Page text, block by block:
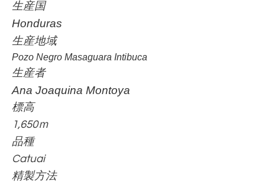
生産国
Honduras
生産地域
Pozo Negro Masaguara Intibuca
生産者
Ana Joaquina Montoya
標高
1,650ｍ
品種
Catuai
精製方法